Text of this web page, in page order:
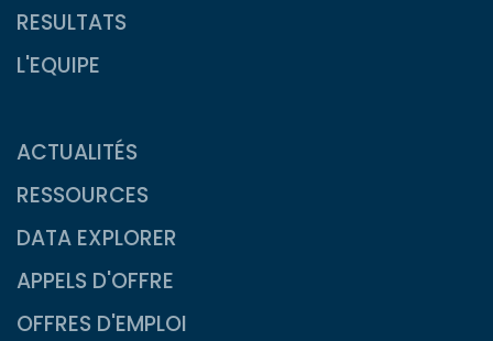
RESULTATS
L'EQUIPE
ACTUALITÉS
RESSOURCES
DATA EXPLORER
APPELS D'OFFRE
OFFRES D'EMPLOI